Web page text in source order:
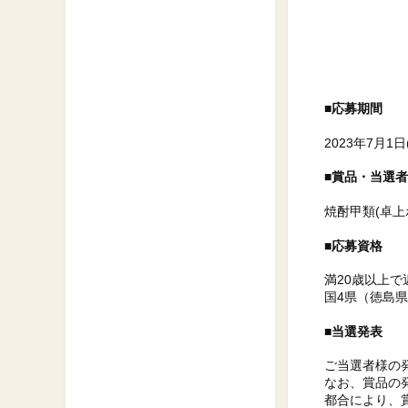
■応募期間
2023年7月1
■賞品・当選
焼酎甲類(卓
■応募資格
満20歳以上で
国4県（徳島
■当選発表
ご当選者様の
なお、賞品の
都合により、